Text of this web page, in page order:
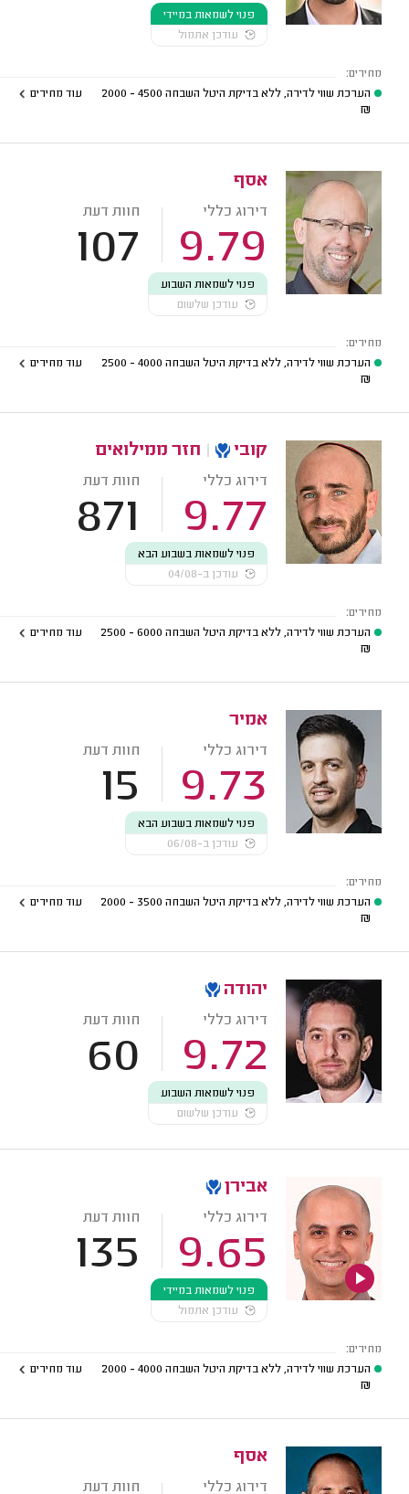
פנוי לשמאות במיידי
עודכן אתמול
מחירים:
הערכת שווי לדירה, ללא בדיקת היטל השבחה 4500 - 2000
₪
עוד מחירים
אסף
דירוג כללי
9.79
חוות דעת
107
פנוי לשמאות השבוע
עודכן שלשום
מחירים:
הערכת שווי לדירה, ללא בדיקת היטל השבחה 4000 - 2500
₪
עוד מחירים
קובי חזר ממילואים
דירוג כללי
9.77
חוות דעת
871
פנוי לשמאות בשבוע הבא
עודכן ב-04/08
מחירים:
הערכת שווי לדירה, ללא בדיקת היטל השבחה 6000 - 2500
₪
עוד מחירים
אמיר
דירוג כללי
9.73
חוות דעת
15
פנוי לשמאות בשבוע הבא
עודכן ב-06/08
מחירים:
הערכת שווי לדירה, ללא בדיקת היטל השבחה 3500 - 2000
₪
עוד מחירים
יהודה
דירוג כללי
9.72
חוות דעת
60
פנוי לשמאות השבוע
עודכן שלשום
אבירן
דירוג כללי
9.65
חוות דעת
135
פנוי לשמאות במיידי
עודכן אתמול
מחירים:
הערכת שווי לדירה, ללא בדיקת היטל השבחה 4000 - 2000
₪
עוד מחירים
אסף
דירוג כללי חוות דעת